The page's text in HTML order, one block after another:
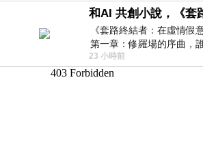
《套路終結者：在虛情假
第一章：修羅場的序曲，
卡爾頓酒店的總統套房內，
23 小時前